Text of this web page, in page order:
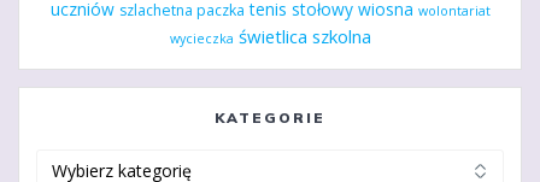
uczniów szlachetna paczka tenis stołowy wiosna wolontariat
wycieczka świetlica szkolna
KATEGORIE